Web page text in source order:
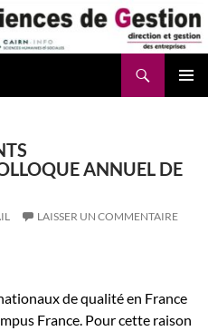
ANNUEL DE
LAISSER UN COMMENTAIRE
de qualité en France
France. Pour cette raison